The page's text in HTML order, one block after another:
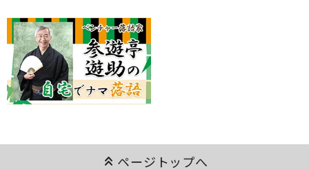
keyboard_double_arrow_up ページトップへ